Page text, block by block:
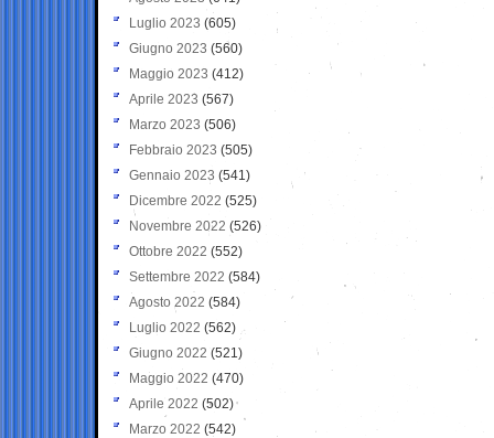
Luglio 2023 (605)
Giugno 2023 (560)
Maggio 2023 (412)
Aprile 2023 (567)
Marzo 2023 (506)
Febbraio 2023 (505)
Gennaio 2023 (541)
Dicembre 2022 (525)
Novembre 2022 (526)
Ottobre 2022 (552)
Settembre 2022 (584)
Agosto 2022 (584)
Luglio 2022 (562)
Giugno 2022 (521)
Maggio 2022 (470)
Aprile 2022 (502)
Marzo 2022 (542)